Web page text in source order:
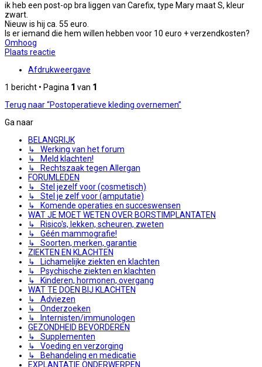
ik heb een post-op bra liggen van Carefix, type Mary maat S, kleur
zwart.
Nieuw is hij ca. 55 euro.
Is er iemand die hem willen hebben voor 10 euro + verzendkosten?
Omhoog
Plaats reactie
Afdrukweergave
1 bericht • Pagina 1 van 1
Terug naar “Postoperatieve kleding overnemen”
Ga naar
BELANGRIJK
↳ Werking van het forum
↳ Meld klachten!
↳ Rechtszaak tegen Allergan
FORUMLEDEN
↳ Stel jezelf voor (cosmetisch)
↳ Stel je zelf voor (amputatie)
↳ Komende operaties en succeswensen
WAT JE MOET WETEN OVER BORSTIMPLANTATEN
↳ Risico's, lekken, scheuren, zweten
↳ Géén mammografie!
↳ Soorten, merken, garantie
ZIEKTEN EN KLACHTEN
↳ Lichamelijke ziekten en klachten
↳ Psychische ziekten en klachten
↳ Kinderen, hormonen, overgang
WAT TE DOEN BIJ KLACHTEN
↳ Adviezen
↳ Onderzoeken
↳ Internisten/immunologen
GEZONDHEID BEVORDEREN
↳ Supplementen
↳ Voeding en verzorging
↳ Behandeling en medicatie
EXPLANTATIE ONDERWERPEN